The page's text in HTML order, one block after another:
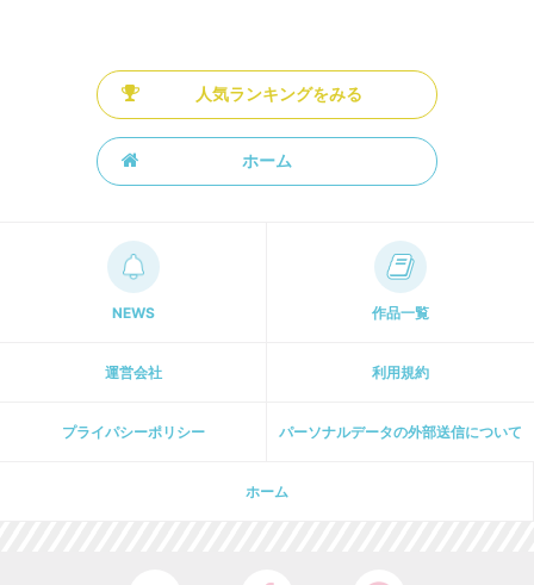
人気ランキングをみる
ホーム
NEWS 作品一覧
運営会社 利用規約
プライパシーポリシー パーソナルデータの外部送信について
ホーム